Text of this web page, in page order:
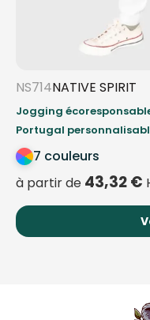
NS714NATIVE SPIRIT
Jogging
Portugal
7 couleurs
à partir de 43,32€